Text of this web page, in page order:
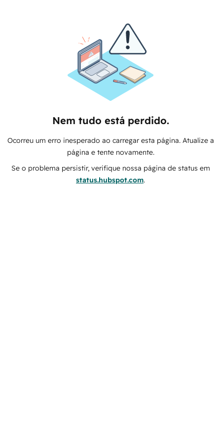
Nem tudo está perdido.
Ocorreu um erro inesperado ao carregar esta página. Atualize a
página e tente novamente.
Se o problema persistir, verifique nossa página de status em
status.hubspot.com.